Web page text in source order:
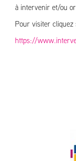
à intervenir et/ou
Pour visiter cliquez
https://